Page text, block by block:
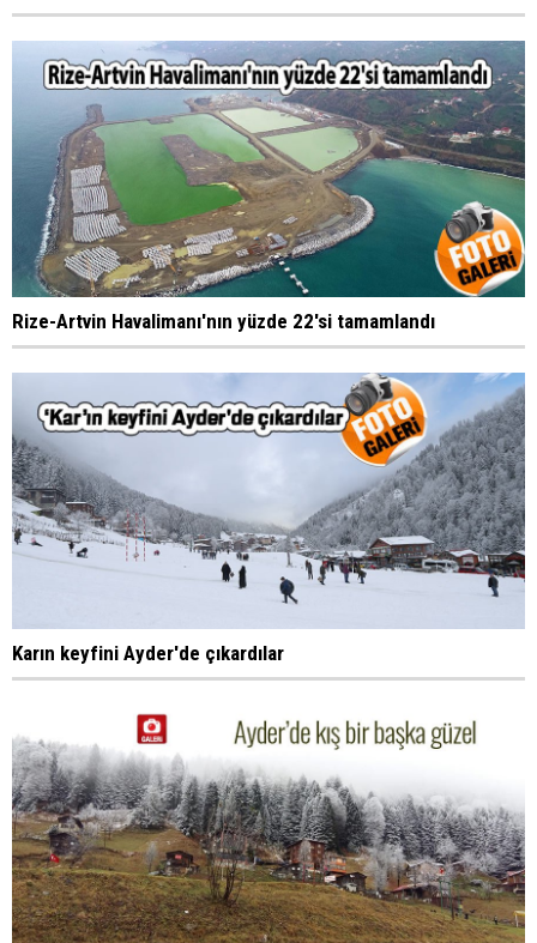
Rize-Artvin Havalimanı'nın yüzde 22'si tamamlandı
Karın keyfini Ayder'de çıkardılar